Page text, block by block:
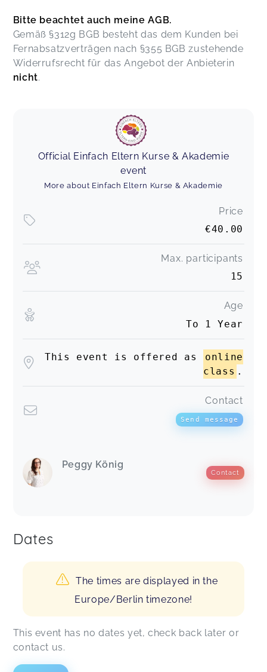
Bitte beachtet auch meine AGB.
Gemäß §312g BGB besteht das dem Kunden bei
Fernabsatzverträgen nach §355 BGB zustehende
Widerrufsrecht für das Angebot der Anbieterin
nicht.
Official Einfach Eltern Kurse & Akademie
event
More about Einfach Eltern Kurse & Akademie
Price
€40.00
Max. participants
15
Age
To 1 Year
This event is offered as
online
class .
Contact
Send message
Peggy König
Contact
Dates
The times are displayed in the
Europe/Berlin timezone!
This event has no dates yet, check back later or
contact us.